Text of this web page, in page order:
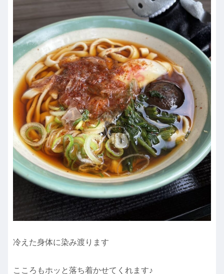
冷えた身体に染み渡ります
こころもホッと落ち着かせてくれます♪